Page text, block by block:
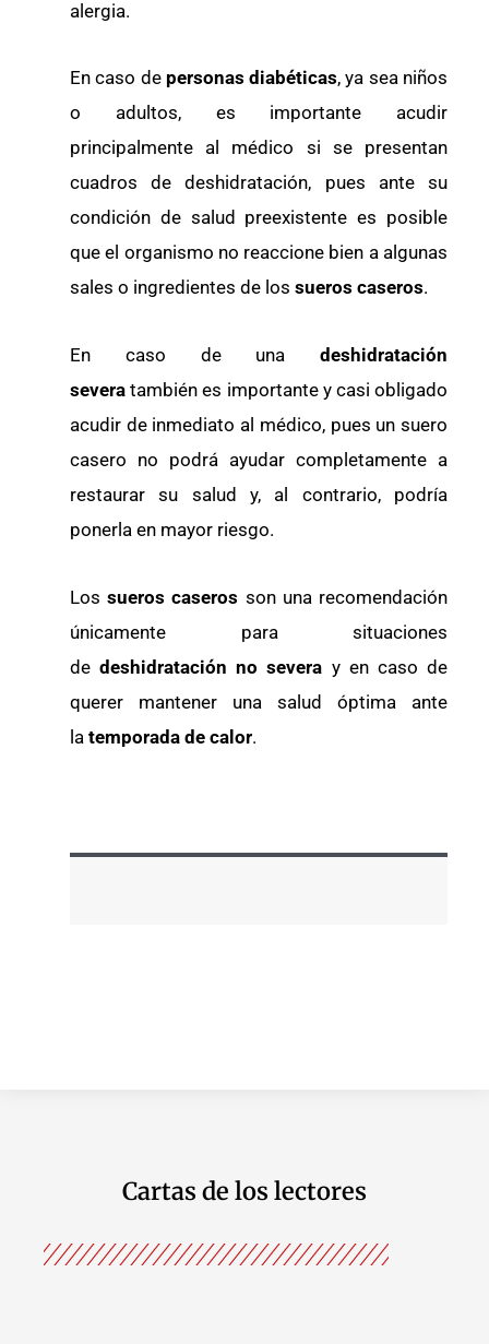
alergia.
En caso de personas diabéticas, ya sea niños
o adultos, es importante acudir
principalmente al médico si se presentan
cuadros de deshidratación, pues ante su
condición de salud preexistente es posible
que el organismo no reaccione bien a algunas
sales o ingredientes de los sueros caseros.
En caso de una deshidratación
severa también es importante y casi obligado
acudir de inmediato al médico, pues un suero
casero no podrá ayudar completamente a
restaurar su salud y, al contrario, podría
ponerla en mayor riesgo.
Lossueros caseros son una recomendación
únicamente para situaciones
dedeshidratación no severa y en caso de
querer mantener una salud óptima ante
la temporada de calor.
Cartas de los lectores